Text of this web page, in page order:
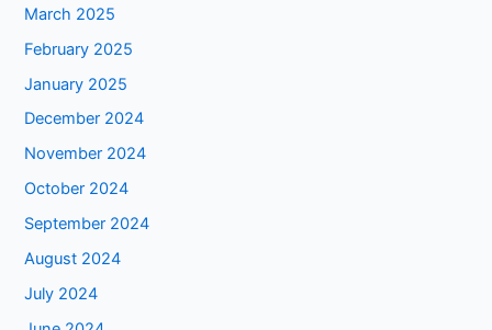
March 2025
February 2025
January 2025
December 2024
November 2024
October 2024
September 2024
August 2024
July 2024